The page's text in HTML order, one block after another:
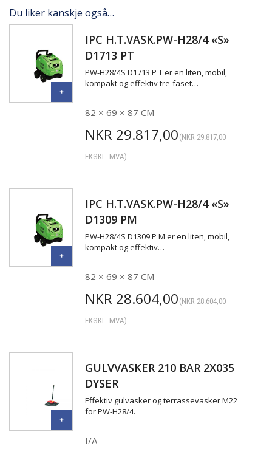
Du liker kanskje også…
IPC H.T.VASK.PW-H28/4 «S»
D1713 PT
PW-H28/4S D1713 P T er en liten, mobil,
kompakt og effektiv tre-faset…
82 × 69 × 87 CM
NKR 29.817,00 (NKR 29.817,00
EKSKL. MVA)
IPC H.T.VASK.PW-H28/4 «S»
D1309 PM
PW-H28/4S D1309 P M er en liten, mobil,
kompakt og effektiv…
82 × 69 × 87 CM
NKR 28.604,00 (NKR 28.604,00
EKSKL. MVA)
GULVVASKER 210 BAR 2X035
DYSER
Effektiv gulvasker og terrassevasker M22
for PW-H28/4.
I/A